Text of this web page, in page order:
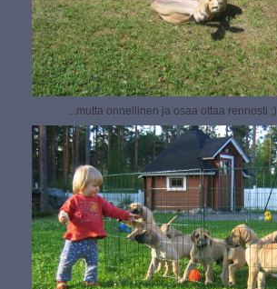
...mutta onnellinen ja osaa ottaa rennosti ;)